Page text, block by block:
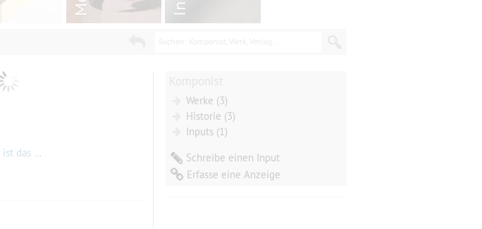
Mühe. Nach
Werke (3)
Historie (3)
Inputs (1)
Schreibe einen Input
Erfasse eine Anzeige